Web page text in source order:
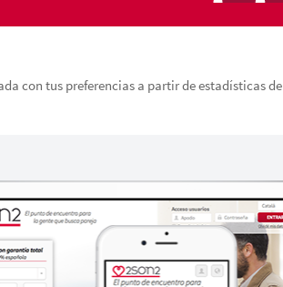
con tus preferencias a partir de estadísticas de